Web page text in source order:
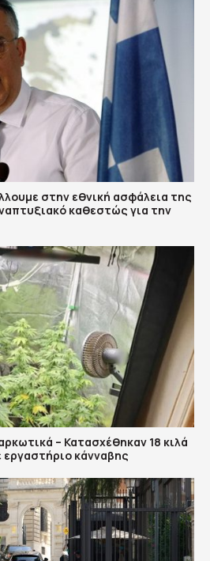
στην εθνική ασφάλεια της
καθεστώς για την
– Κατασχέθηκαν 18 κιλά
εργαστήριο κάνναβης